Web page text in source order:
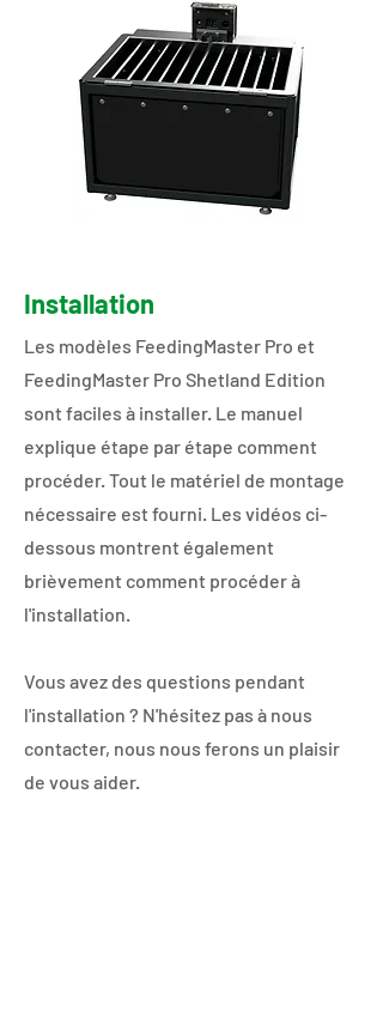
Installation
Les modèles FeedingMaster Pro et
FeedingMaster Pro Shetland Edition
sont faciles à installer. Le manuel
explique étape par étape comment
procéder. Tout le matériel de montage
nécessaire est fourni. Les vidéos ci-
dessous montrent également
brièvement comment procéder à
l'installation.
Vous avez des questions pendant
l'installation ? N'hésitez pas à nous
contacter, nous nous ferons un plaisir
de vous aider.